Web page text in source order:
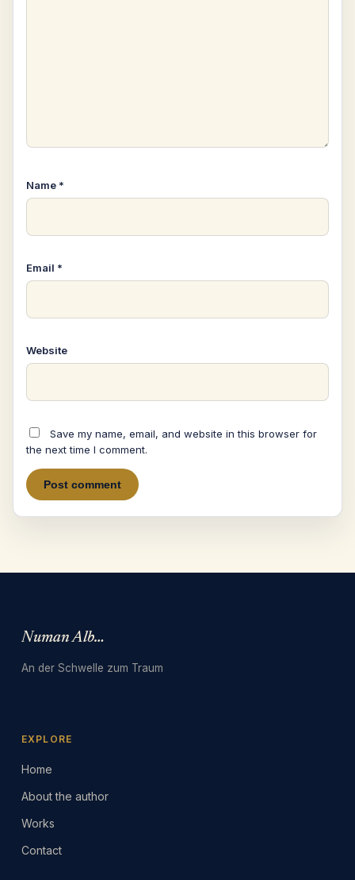
Name *
Email *
Website
Save my name, email, and website in this browser for
the next time I comment.
Numan Albarbari
An der Schwelle zum Traum
EXPLORE
Home
About the author
Works
Contact